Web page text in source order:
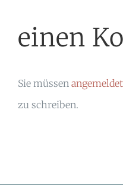
einen
Sie müssen angemeldet
zu schreiben.